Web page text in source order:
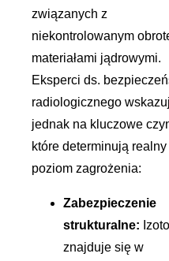
związanych z
niekontrolowanym
materiałami jądrowymi.
Eksperci ds.
radiologicznego
jednak na kluczowe
które determinują realny
poziom zagrożenia:
Zabezpieczenie
strukturalne:
znajduje się w